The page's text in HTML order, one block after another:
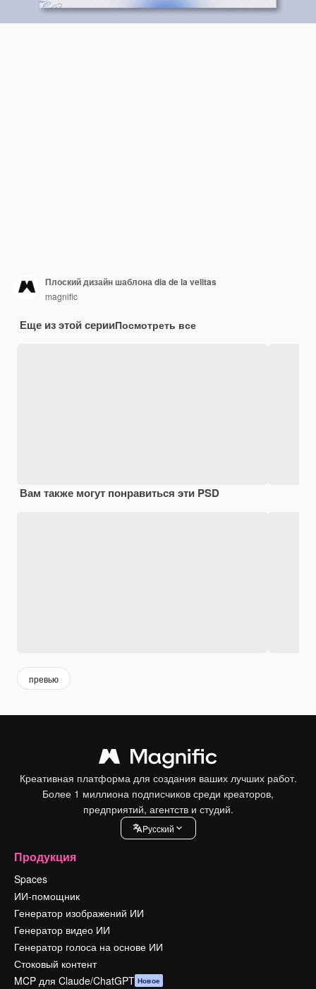
Плоский дизайн шаблона dia de la velitas
magnific
Еще из этой серииПосмотреть все
Вам также могут понравиться эти PSD
превью
Креативная платформа для создания ваших лучших работ.
Более 1 миллиона подписчиков среди креаторов,
предприятий, агентств и студий.
Pусский
Продукция
Spaces
ИИ-помощник
Генератор изображений ИИ
Генератор видео ИИ
Генератор голоса на основе ИИ
Стоковый контент
MCP для Claude/ChatGPT Новое